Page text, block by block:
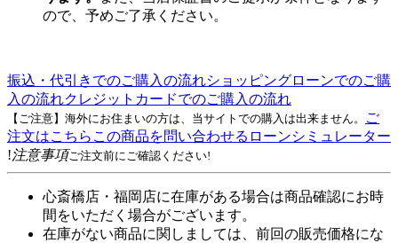
ので、予めご了承ください。
振込・代引きでのご購入の流れショッピングローンでのご購
入の流れクレジットカードでのご購入の流れ
【ご注意】海外にお住まいの方は、当サイトでの購入は出来ません。
ご
注文はこちら この商品を問い合わせる ローンシミュレーター
!注意事項ご注文前にご確認ください!
心斎橋店・福岡店に在庫がある場合は商品確認にお時
間をいただく場合がございます。
在庫がない商品に関しましては、前回の販売価格にな